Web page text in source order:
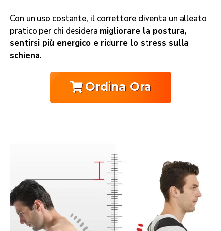
Con un uso costante, il correttore diventa un alleato
pratico per chi desidera migliorare la postura,
sentirsi più energico e ridurre lo stress sulla
schiena.
Ordina Ora